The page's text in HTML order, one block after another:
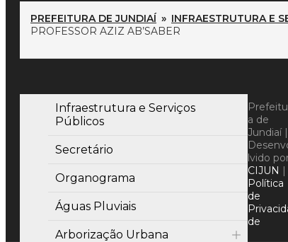
PREFEITURA DE JUNDIAÍ » INFRAESTRUTURA E
PROFESSOR AZIZ AB’SABER
Infraestrutura e Serviços
Públicos
Secretário
Organograma
Águas Pluviais
Arborização Urbana
a de
Jundiaí |
lvido
CIJUN |
Política
de
de